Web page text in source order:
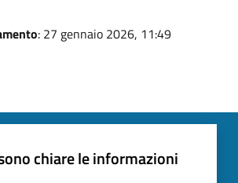
: 27 gennaio 2026, 11:49
chiare le informazioni